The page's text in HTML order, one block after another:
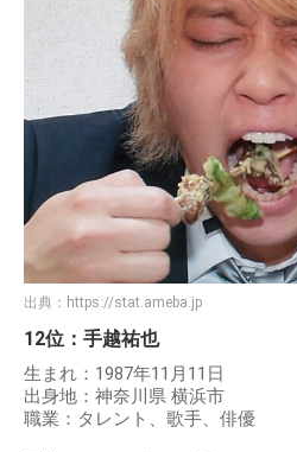
出典： https://stat.ameba.jp
12位：手越祐也
生まれ：1987年11月11日
出身地：神奈川県 横浜市
職業：タレント、歌手、俳優